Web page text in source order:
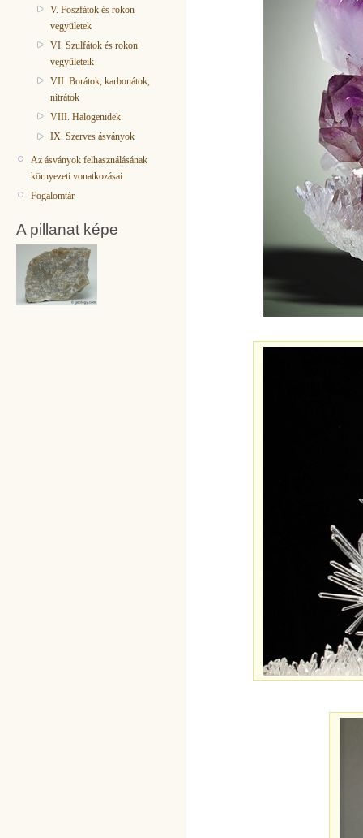
V. Foszfátok és rokon
vegyületek
VI. Szulfátok és rokon
vegyületeik
VII. Borátok, karbonátok,
nitrátok
VIII. Halogenidek
IX. Szerves ásványok
Az ásványok felhasználásának
környezeti vonatkozásai
Fogalomtár
A pillanat képe